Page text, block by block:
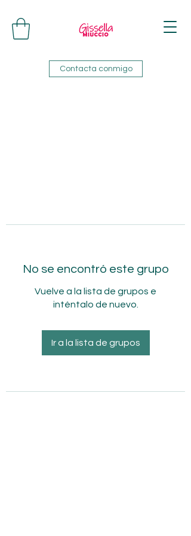
Contacta conmigo
No se encontró este grupo
Vuelve a la lista de grupos e
inténtalo de nuevo.
Ir a la lista de grupos